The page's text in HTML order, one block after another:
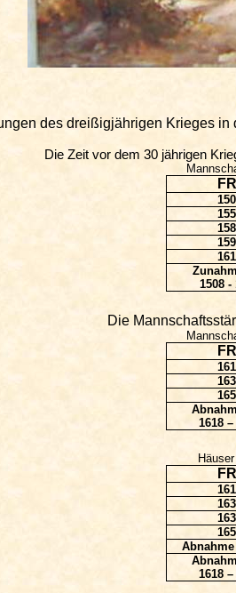
des dreißigjährigen Krieges in
Die Zeit vor dem 30 jährigen
1508 -
Die
1618 –
Abnahme
1618 –